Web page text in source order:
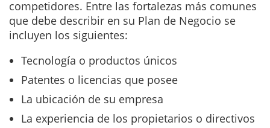
competidores. Entre las fortalezas más comunes
que debe describir en su Plan de Negocio se
incluyen los siguientes:
Tecnología o productos únicos
Patentes o licencias que posee
La ubicación de su empresa
La experiencia de los propietarios o directivos